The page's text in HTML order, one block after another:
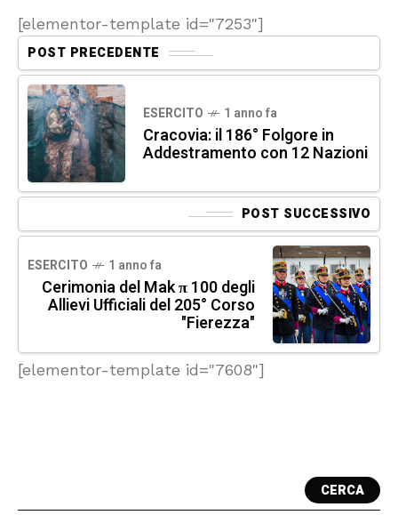
[elementor-template id="7253"]
POST PRECEDENTE
ESERCITO 1 anno fa
Cracovia: il 186° Folgore in
Addestramento con 12 Nazioni
POST SUCCESSIVO
ESERCITO 1 anno fa
Cerimonia del Mak π 100 degli
Allievi Ufficiali del 205° Corso
"Fierezza"
[elementor-template id="7608"]
CERCA